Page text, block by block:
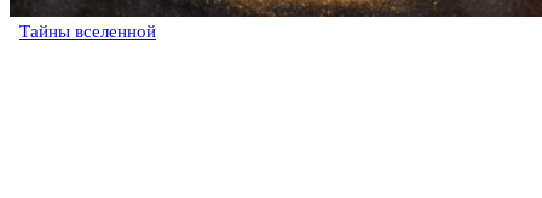
Тайны вселенной